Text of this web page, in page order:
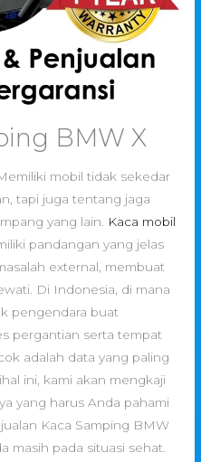
BMW X
mobil tidak sekedar
tapi juga tentang jaga
yang lain.
Kaca mobil
pandangan yang jelas
external, membuat
Di Indonesia, di mana
pengendara buat
pergantian serta tempat
adalah data yang paling
ini, kami akan mengkaji
yang harus Anda pahami
Kaca Samping BMW
masih pada situasi sehat.